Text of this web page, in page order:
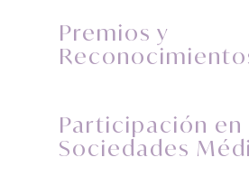
Premios y
Participación en
Sociedades